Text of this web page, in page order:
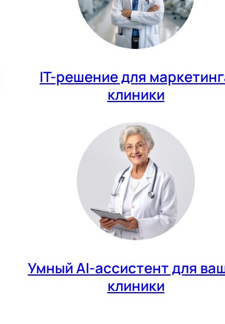
IT-решение для
клиники
Умный AI-ассистент для
клиники